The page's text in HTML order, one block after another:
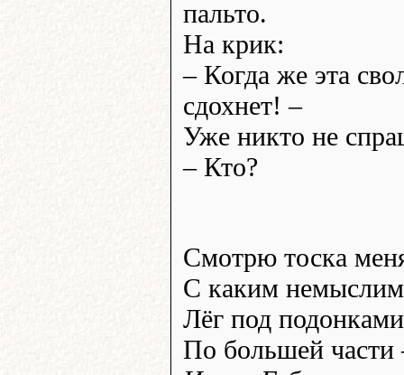
пальто.
На крик:
– Когда же эта
сдохнет! –
Уже никто не
– Кто?
Смотрю тоска
С каким
Лёг под
По большей части